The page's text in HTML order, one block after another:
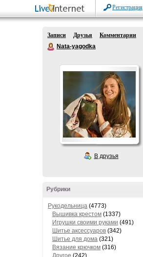
Регистрация
Записи Друзья
Комментарии
Nata-yagodka
В друзья
Рубрики
Рукодельница (4773)
Вышивка крестом (1337)
Игрушки своими руками (491)
Шитье аксессуаров (342)
Шитье для дома (321)
Вязание крючком (316)
Другое (242)